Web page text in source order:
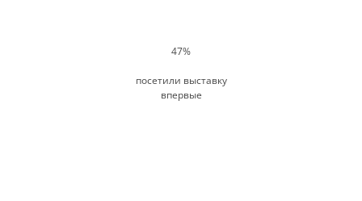
47%
посетили выставку
впервые